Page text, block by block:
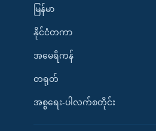
မြန်မာ
နိုင်ငံတကာ
အမေရိကန်
တရုတ်
အစ္စရေး-ပါလက်စတိုင်း